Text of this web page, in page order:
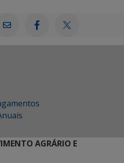
AGRÁRIO E